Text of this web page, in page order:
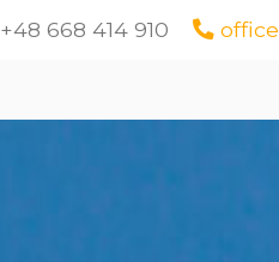
+48 668 414 910 office